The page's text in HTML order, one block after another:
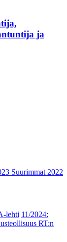
ja
Suurimmat 2022
lehti 11/2024:
RT:n